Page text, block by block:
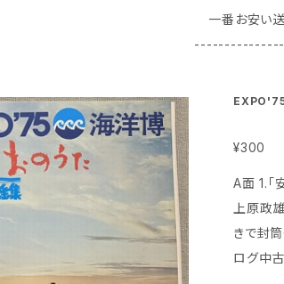
一番お安い
EXPO'75
¥300
A面 1.「安里屋ユン
上原政雄 2.「西武門節」 唄、三味線/仲村渠昌輝 1975年、VOICE、番号UGD-2003 ジャケットは見開
きで封筒タイ
ログ中